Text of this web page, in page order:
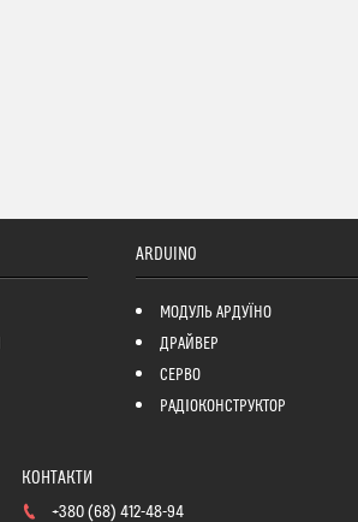
ARDUINO
МОДУЛЬ АРДУЇНО
ДРАЙВЕР
СЕРВО
РАДІОКОНСТРУКТОР
+380 (68) 412-48-94